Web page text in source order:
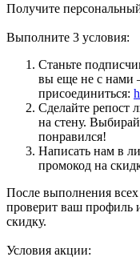
Получите
Выполните 3 условия:
Станьте
вы еще не с нами
присоединиться:
Сделайте репост
на стену.
понравился!
Написать нам в
промокод на
После выполнения
проверит ваш профиль
скидку.
Условия акции: